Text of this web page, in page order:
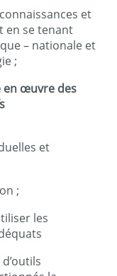
et
en se tenant
– nationale et
;
en œuvre des
et
;
les